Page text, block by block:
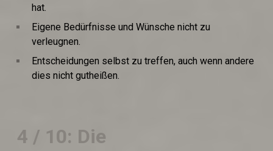
hat.
Eigene Bedürfnisse und Wünsche nicht zu
verleugnen.
Entscheidungen selbst zu treffen, auch wenn andere
dies nicht gutheißen.
4 / 10: Die